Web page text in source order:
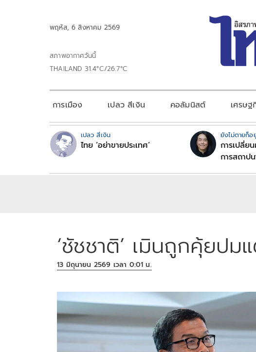
พฤหัส, 6 สิงหาคม 2569
สภาพอากาศวันนี้
THAILAND 31.4°C/26.7°C
การเมือง เปลว สีเงิน คอลัมนิสต์ เศรษฐ
เปลว สีเงิน
ไทย ‘อย่าขายประเทศ’
ยังไม่ตายก็อ
การเปลี่ย
การสถาป
‘ชัชชาติ’ เมินถูกคุ้ยปม
13 มิถุนายน 2569 เวลา 0:01 น.